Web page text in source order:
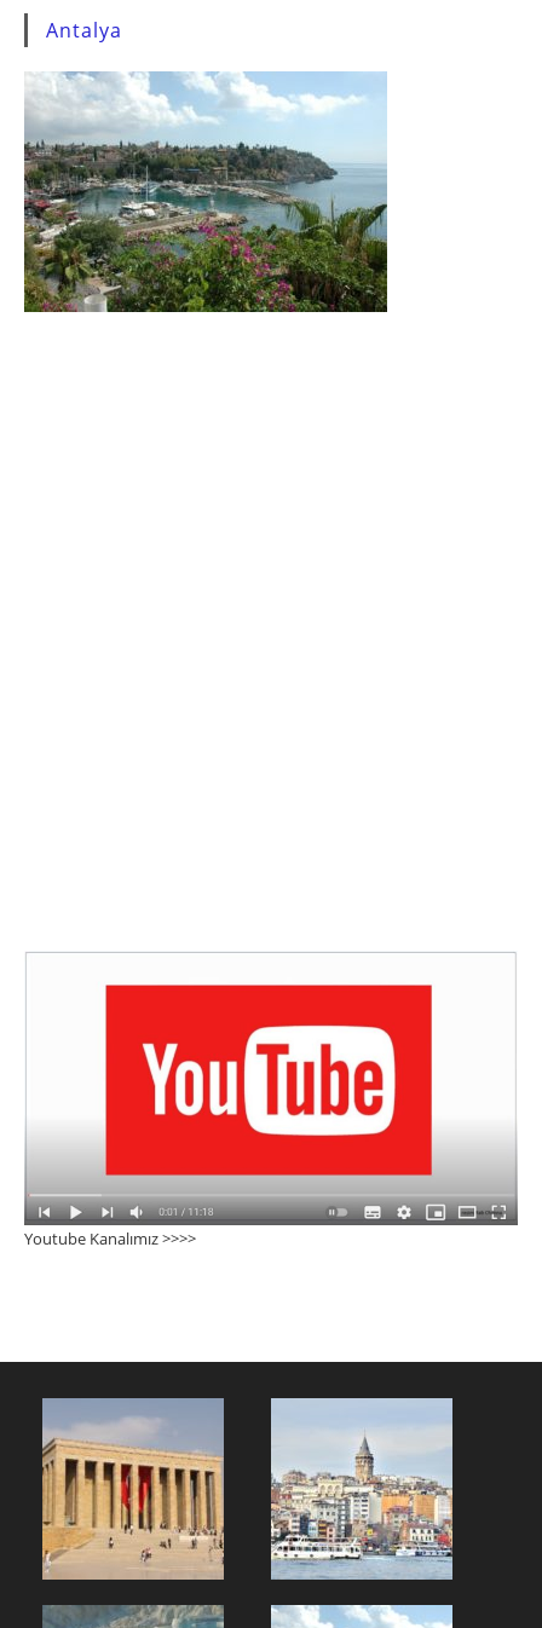
Antalya
Youtube Kanalımız >>>>